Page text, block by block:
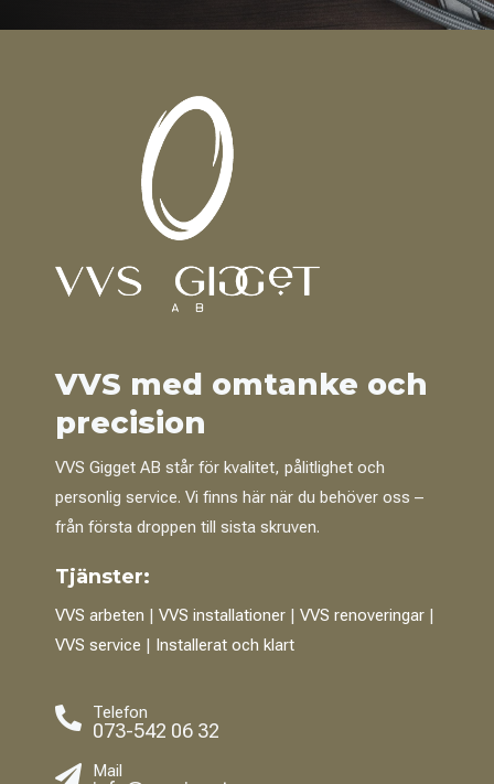
VVS med omtanke och
precision
VVS Gigget AB står för kvalitet, pålitlighet och
personlig service. Vi finns här när du behöver oss –
från första droppen till sista skruven.
Tjänster:
VVS arbeten | VVS installationer| VVS renoveringar|
VVS service | Installerat och klart
 Telefon
073-542 06 32
 Mail